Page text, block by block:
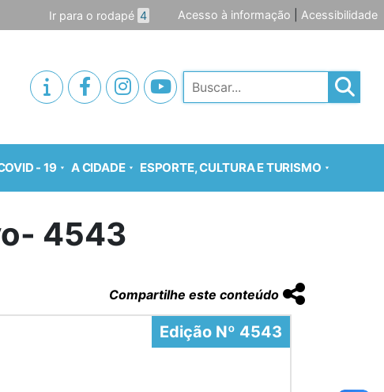
Ir para o rodapé 4 Acesso à informação Acessibilidade
Pesquisar
- 19 A CIDADE ESPORTE, CULTURA E TURISMO
4543
Compartilhe este conteúdo
Edição Nº 4543